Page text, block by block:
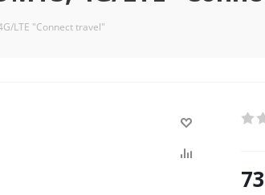
LTE "Connect travel"